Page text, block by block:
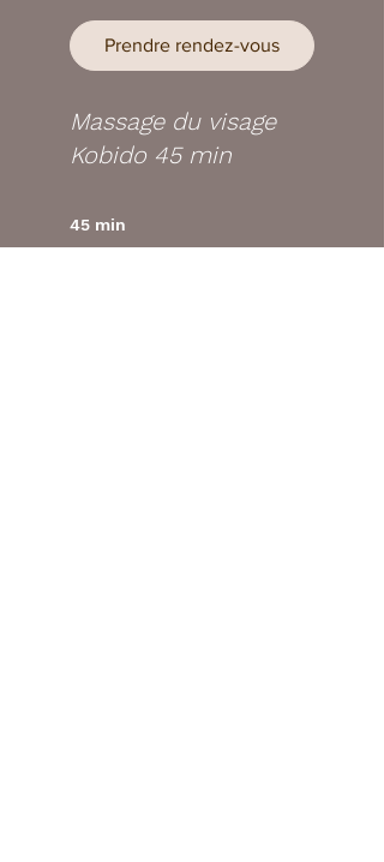
Prendre rendez-vous
Massage du visage
Kobido 45 min
45 min
90
90 €